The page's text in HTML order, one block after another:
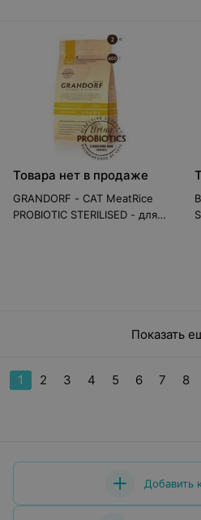
Товара нет в продаже
GRANDORF - CAT MeatRice
PROBIOTIC STERILISED - для
Показать
1 2 3 4 5 6 7 8
Добавить